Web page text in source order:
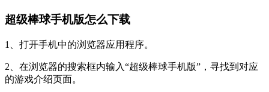
超级棒球手机版怎么下载
1、打开手机中的浏览器应用程序。
2、在浏览器的搜索框内输入“超级棒球手机版”，寻找到对应
的游戏介绍页面。